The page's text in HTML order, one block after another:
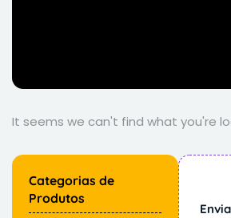
Categorias de
Produtos
It seems we can't find what you're